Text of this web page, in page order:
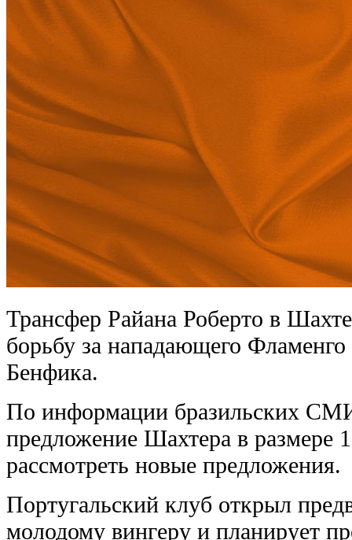
Трансфер Райана Роберто в
борьбу за нападающего Фламенго
Бенфика.
По информации бразильских
предложение Шахтера в размере
рассмотреть новые предложения.
Португальский клуб открыл
молодому вингеру и планирует